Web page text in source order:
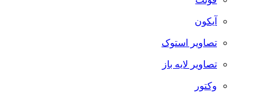
آیکون
تصاویر استوک
تصاویر لایه باز
وکتور